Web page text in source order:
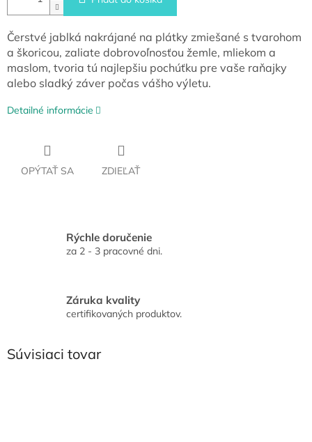
Čerstvé jablká nakrájané na plátky zmiešané s tvarohom
a škoricou, zaliate dobrovoľnosťou žemle, mliekom a
maslom, tvoria tú najlepšiu pochúťku pre vaše raňajky
alebo sladký záver počas vášho výletu.
Detailné informácie
OPÝTAŤ SA ZDIEĽAŤ
Rýchle doručenie
za 2 - 3 pracovné dni.
Záruka kvality
certifikovaných produktov.
Súvisiaci tovar